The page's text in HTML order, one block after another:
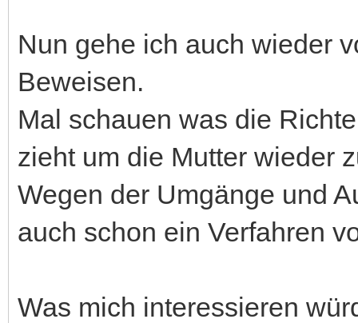
Nun gehe ich auch wieder
Beweisen.
Mal schauen was die
zieht um die Mutter wieder
Wegen der Umgänge und
auch schon ein Verfahren
Was mich interessieren